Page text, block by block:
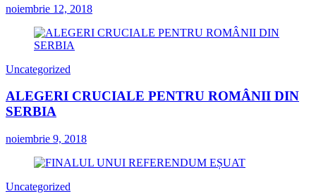
noiembrie 12, 2018
Uncategorized
ALEGERI CRUCIALE PENTRU ROMÂNII DIN
SERBIA
noiembrie 9, 2018
Uncategorized